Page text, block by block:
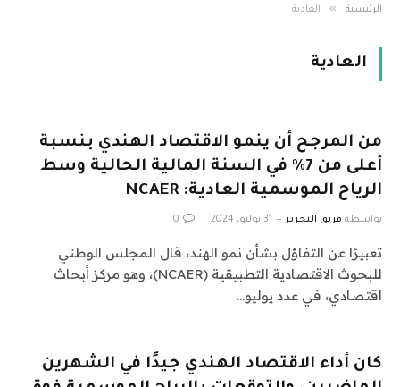
الرئيسية » العادية
العادية
من المرجح أن ينمو الاقتصاد الهندي بنسبة
أعلى من 7٪ في السنة المالية الحالية وسط
الرياح الموسمية العادية: NCAER
بواسطة فريق التحرير 31 يوليو، 2024 0
تعبيرًا عن التفاؤل بشأن نمو الهند، قال المجلس الوطني
للبحوث الاقتصادية التطبيقية (NCAER)، وهو مركز أبحاث
اقتصادي، في عدد يوليو…
كان أداء الاقتصاد الهندي جيدًا في الشهرين